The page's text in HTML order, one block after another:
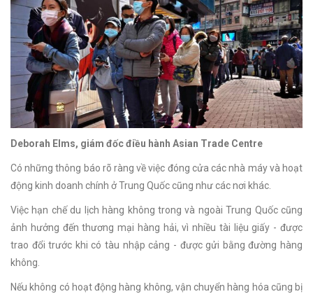
Deborah Elms, giám đốc điều hành Asian Trade Centre
Có những thông báo rõ ràng về việc đóng cửa các nhà máy và hoạt
động kinh doanh chính ở Trung Quốc cũng như các nơi khác.
Việc hạn chế du lịch hàng không trong và ngoài Trung Quốc cũng
ảnh hưởng đến thương mại hàng hải, vì nhiều tài liệu giấy - được
trao đổi trước khi có tàu nhập cảng - được gửi bằng đường hàng
không.
Nếu không có hoạt động hàng không, vận chuyển hàng hóa cũng bị